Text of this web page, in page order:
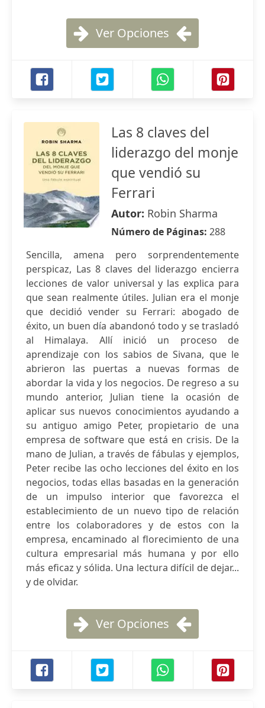
Ver Opciones
Las 8 claves del
liderazgo del monje
que vendió su
Ferrari
Autor: Robin Sharma
Número de Páginas: 288
Sencilla, amena pero sorprendentemente
perspicaz, Las 8 claves del liderazgo encierra
lecciones de valor universal y las explica para
que sean realmente útiles. Julian era el monje
que decidió vender su Ferrari: abogado de
éxito, un buen día abandonó todo y se trasladó
al Himalaya. Allí inició un proceso de
aprendizaje con los sabios de Sivana, que le
abrieron las puertas a nuevas formas de
abordar la vida y los negocios. De regreso a su
mundo anterior, Julian tiene la ocasión de
aplicar sus nuevos conocimientos ayudando a
su antiguo amigo Peter, propietario de una
empresa de software que está en crisis. De la
mano de Julian, a través de fábulas y ejemplos,
Peter recibe las ocho lecciones del éxito en los
negocios, todas ellas basadas en la generación
de un impulso interior que favorezca el
establecimiento de un nuevo tipo de relación
entre los colaboradores y de estos con la
empresa, encaminado al florecimiento de una
cultura empresarial más humana y por ello
más eficaz y sólida. Una lectura difícil de dejar...
y de olvidar.
Ver Opciones